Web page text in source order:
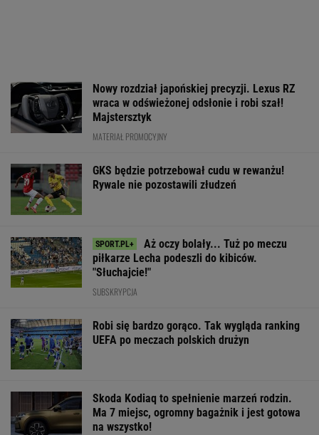
Nowy rozdział japońskiej precyzji. Lexus RZ
wraca w odświeżonej odsłonie i robi szał!
Majstersztyk
MATERIAŁ PROMOCYJNY
GKS będzie potrzebował cudu w rewanżu!
Rywale nie pozostawili złudzeń
Aż oczy bolały... Tuż po meczu
piłkarze Lecha podeszli do kibiców.
"Słuchajcie!"
SUBSKRYPCJA
Robi się bardzo gorąco. Tak wygląda ranking
UEFA po meczach polskich drużyn
Skoda Kodiaq to spełnienie marzeń rodzin.
Ma 7 miejsc, ogromny bagażnik i jest gotowa
na wszystko!